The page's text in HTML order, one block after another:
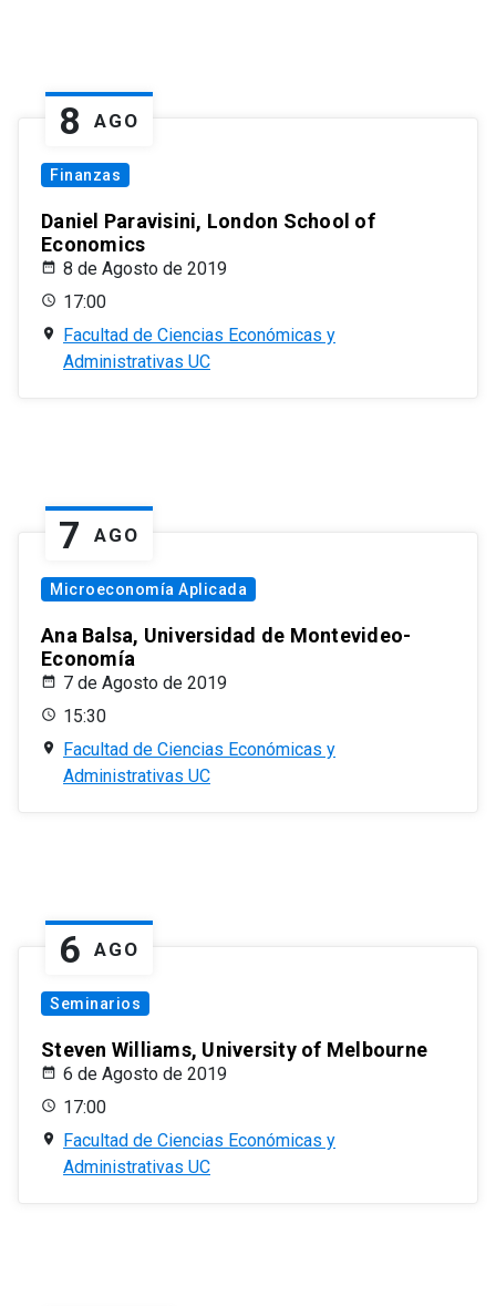
8 AGO
Finanzas
Daniel Paravisini, London School of
Economics
8 de Agosto de 2019
17:00
Facultad de Ciencias Económicas y
Administrativas UC
7 AGO
Microeconomía Aplicada
Ana Balsa, Universidad de Montevideo-
Economía
7 de Agosto de 2019
15:30
Facultad de Ciencias Económicas y
Administrativas UC
6 AGO
Seminarios
Steven Williams, University of Melbourne
6 de Agosto de 2019
17:00
Facultad de Ciencias Económicas y
Administrativas UC